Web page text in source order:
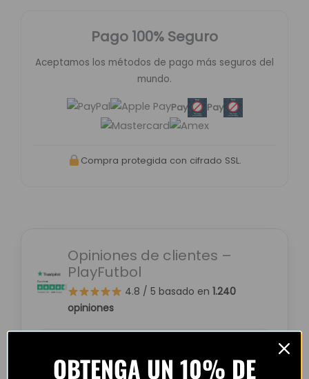
Pago 100% Seguro
Aceptamos los métodos de pago más seguros del
mundo.
Pay Pay
Compra protegida con cifrado SSL.
Opiniones de clientes –
PlayFutbol
4.8 / 5 basado en 1.240
opiniones
“Camiseta mejor de lo esperado. El envío
OBTENGA UN 10% DE